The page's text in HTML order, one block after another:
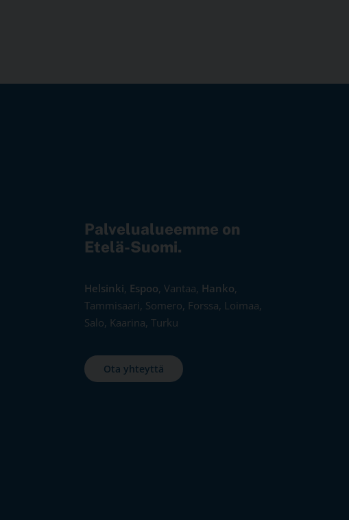
Palvelualueemme on
Etelä-Suomi.
Helsinki, Espoo, Vantaa, Hanko,
Tammisaari, Somero, Forssa, Loimaa,
Salo, Kaarina, Turku
Ota yhteyttä